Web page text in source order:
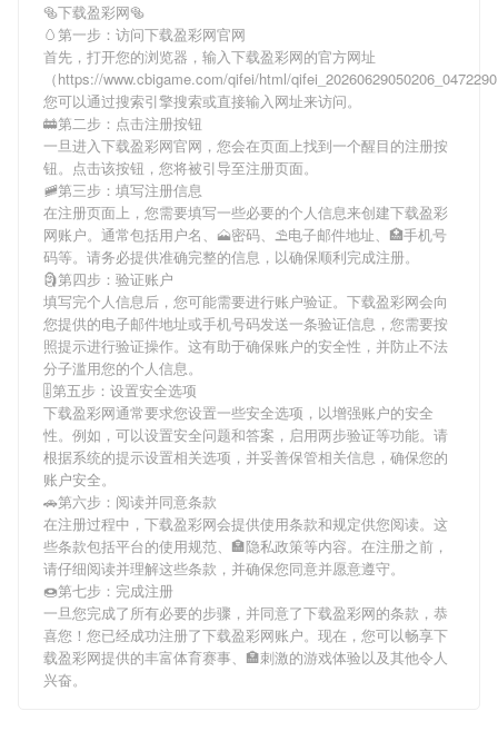
🥯下载盈彩网🥯
🥚第一步：访问下载盈彩网官网
首先，打开您的浏览器，输入下载盈彩网的官方网址
（https://www.cbigame.com/qifei/html/
您可以通过搜索引擎搜索或直接输入网址来访问。
🚋第二步：点击注册按钮
一旦进入下载盈彩网官网，您会在页面上找到一个醒目的注册按
钮。点击该按钮，您将被引导至注册页面。
🚞第三步：填写注册信息
在注册页面上，您需要填写一些必要的个人信息来创建下载盈彩
网账户。通常包括用户名、🗻密码、⛱电子邮件地址、🏥手机号
码等。请务必提供准确完整的信息，以确保顺利完成注册。
🗿第四步：验证账户
填写完个人信息后，您可能需要进行账户验证。下载盈彩网会向
您提供的电子邮件地址或手机号码发送一条验证信息，您需要按
照提示进行验证操作。这有助于确保账户的安全性，并防止不法
分子滥用您的个人信息。
🎚第五步：设置安全选项
下载盈彩网通常要求您设置一些安全选项，以增强账户的安全
性。例如，可以设置安全问题和答案，启用两步验证等功能。请
根据系统的提示设置相关选项，并妥善保管相关信息，确保您的
账户安全。
🚗第六步：阅读并同意条款
在注册过程中，下载盈彩网会提供使用条款和规定供您阅读。这
些条款包括平台的使用规范、🏣隐私政策等内容。在注册之前，
请仔细阅读并理解这些条款，并确保您同意并愿意遵守。
🍩第七步：完成注册
一旦您完成了所有必要的步骤，并同意了下载盈彩网的条款，恭
喜您！您已经成功注册了下载盈彩网账户。现在，您可以畅享下
载盈彩网提供的丰富体育赛事、🏣刺激的游戏体验以及其他令人
兴奋。